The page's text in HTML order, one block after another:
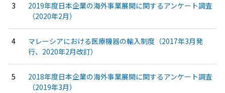
2019年度日本企業の海外事業展開に関するアンケート調査
（2020年2月）
マレーシアにおける医療機器の輸入制度（2017年3月発
行、2020年2月改訂）
2018年度日本企業の海外事業展開に関するアンケート調査
（2019年3月）